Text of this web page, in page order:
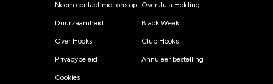
Neem contact met ons op
Duurzaamheid
Over Hööks
Privacybeleid
Cookies
Over Jula Holding
Black Week
Club Hööks
Annuleer bestelling